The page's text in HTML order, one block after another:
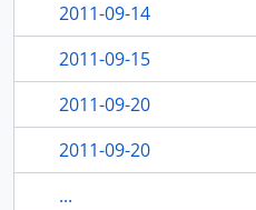
2011-09-14
2011-09-15
2011-09-20
2011-09-20
...